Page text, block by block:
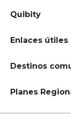
Quibity
Enlaces útiles
Destinos
Planes